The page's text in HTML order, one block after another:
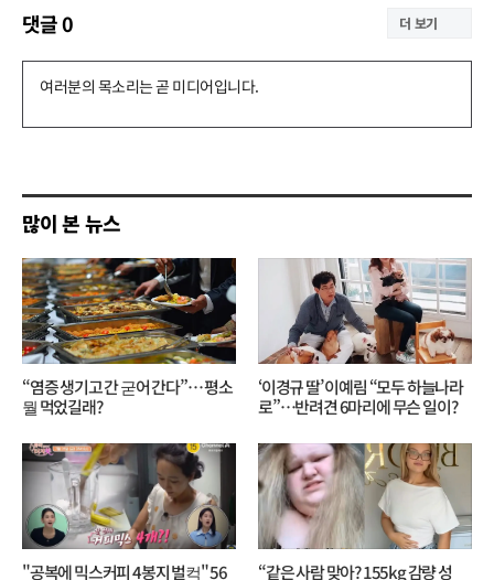
댓글0 더 보기
댓
기
많이 본 뉴스
“염증 생기고 간 굳어 간다”… 평소
뭘 먹었길래?
‘이경규 딸’ 이예림 “모두 하늘나라
로”⋯반려견 6마리에 무슨 일이?
"공복에 믹스커피 4봉지 벌컥" 56 “같은 사람 맞아? 155kg 감량 성